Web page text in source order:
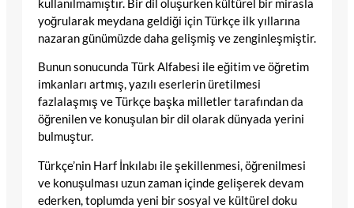
kullanılmamıştır. Bir dil oluşurken kültürel bir mirasla
yoğrularak meydana geldiği için Türkçe ilk yıllarına
nazaran günümüzde daha gelişmiş ve zenginleşmiştir.
Bunun sonucunda Türk Alfabesi ile eğitim ve öğretim
imkanları artmış, yazılı eserlerin üretilmesi
fazlalaşmış ve Türkçe başka milletler tarafından da
öğrenilen ve konuşulan bir dil olarak dünyada yerini
bulmuştur.
Türkçe’nin Harf İnkılabı ile şekillenmesi, öğrenilmesi
ve konuşulması uzun zaman içinde gelişerek devam
ederken, toplumda yeni bir sosyal ve kültürel doku